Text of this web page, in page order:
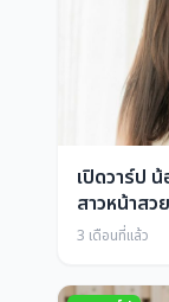
เปิดวาร์ป
สาวหน้าส
หาก
3 เดือนที่แล้ว